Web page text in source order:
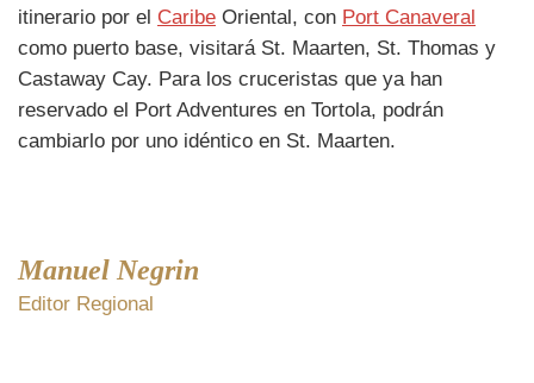
itinerario por el Caribe Oriental, con Port Canaveral
como puerto base, visitará St. Maarten, St. Thomas y
Castaway Cay. Para los cruceristas que ya han
reservado el Port Adventures en Tortola, podrán
cambiarlo por uno idéntico en St. Maarten.
Manuel Negrin
Editor Regional